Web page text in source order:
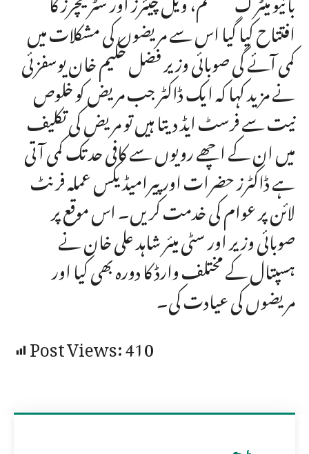
افتتاح کیا گیا اس سے مریضوں کی مشکلات میں
کمی آئے گی صوبائی وزیر فضل حکیم خان یوسفزئی
نے مزید کہا کہ ایک ڈاکٹر جب مریض کو خلوص
نیت سے فرسٹ ایڈ دیتا ہیں تو مریض کی تکلیف
میں ان کے اچھے رویوں سے کافی حد تک کمی آتی
ہے ڈاکٹرز حضرات اور پیرامیڈیکس عملہ فرنٹ
لائن پر عوام کی خدمت کریں۔ اس موقع پر
صوبائی وزیر اور سٹی میئر شاہد علی خان نے
ہسپتال کے مختلف وارڈ کا دورہ بھی کیا اور
مریضوں کی عیادت کی۔
Post Views:410